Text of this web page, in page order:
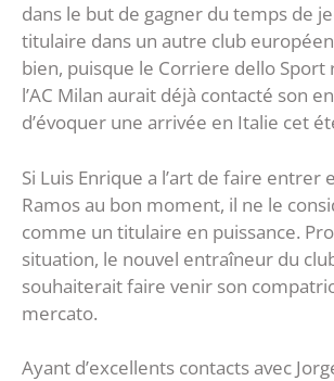
dans le but de gagner du temps de
titulaire dans un autre club
bien, puisque le Corriere dello Sport
l’AC Milan aurait déjà contacté son
d’évoquer une arrivée en Italie cet
Si Luis Enrique a l’art de faire entrer
Ramos au bon moment, il ne le
comme un titulaire en puissance.
situation, le nouvel entraîneur du
souhaiterait faire venir son
mercato.
Ayant d’excellents contacts avec